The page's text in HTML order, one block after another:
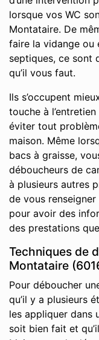
lorsque vos WC
Montataire. De
faire la vidange ou
septiques, ce sont
qu’il vous faut.
Ils s’occupent
touche à
éviter tout
maison. Même
bacs à graisse,
déboucheurs de
à plusieurs autres
de vous
pour avoir des
des prestations
Techniques de
Montataire
Pour déboucher
qu’il y a plusieurs
les appliquer dans
soit bien fait et